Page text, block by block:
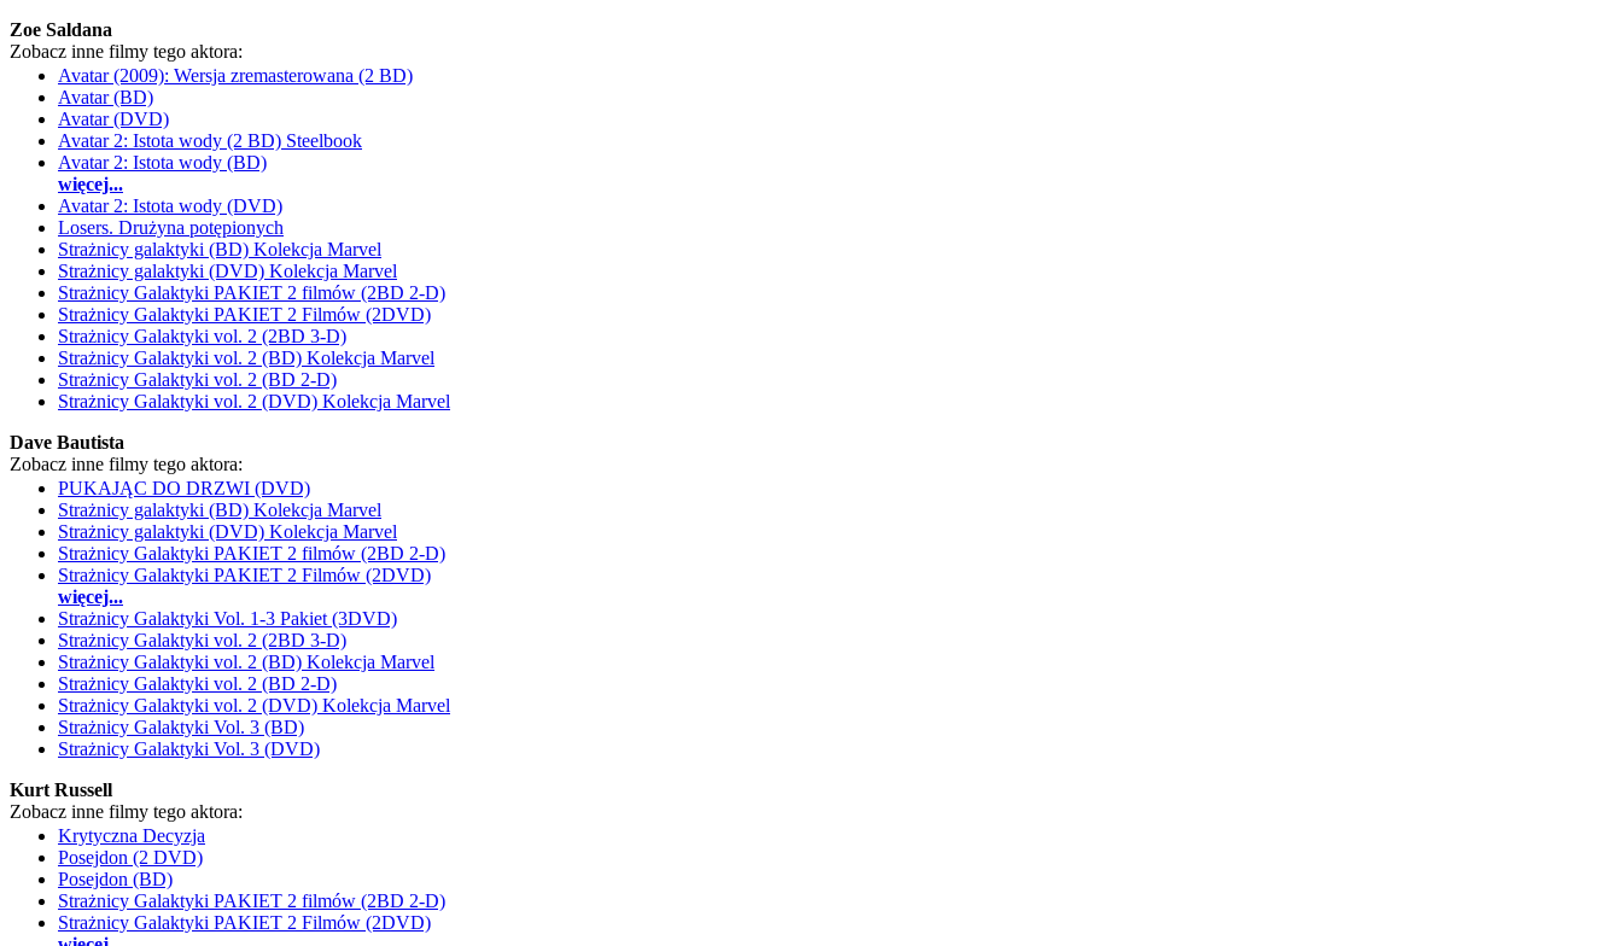
Zoe Saldana
Zobacz inne filmy tego aktora:
Avatar (2009): Wersja zremasterowana (2 BD)
Avatar (BD)
Avatar (DVD)
Avatar 2: Istota wody (2 BD) Steelbook
Avatar 2: Istota wody (BD)
więcej...
Avatar 2: Istota wody (DVD)
Losers. Drużyna potępionych
Strażnicy galaktyki (BD) Kolekcja Marvel
Strażnicy galaktyki (DVD) Kolekcja Marvel
Strażnicy Galaktyki PAKIET 2 filmów (2BD 2-D)
Strażnicy Galaktyki PAKIET 2 Filmów (2DVD)
Strażnicy Galaktyki vol. 2 (2BD 3-D)
Strażnicy Galaktyki vol. 2 (BD) Kolekcja Marvel
Strażnicy Galaktyki vol. 2 (BD 2-D)
Strażnicy Galaktyki vol. 2 (DVD) Kolekcja Marvel
Dave Bautista
Zobacz inne filmy tego aktora:
PUKAJĄC DO DRZWI (DVD)
Strażnicy galaktyki (BD) Kolekcja Marvel
Strażnicy galaktyki (DVD) Kolekcja Marvel
Strażnicy Galaktyki PAKIET 2 filmów (2BD 2-D)
Strażnicy Galaktyki PAKIET 2 Filmów (2DVD)
więcej...
Strażnicy Galaktyki Vol. 1-3 Pakiet (3DVD)
Strażnicy Galaktyki vol. 2 (2BD 3-D)
Strażnicy Galaktyki vol. 2 (BD) Kolekcja Marvel
Strażnicy Galaktyki vol. 2 (BD 2-D)
Strażnicy Galaktyki vol. 2 (DVD) Kolekcja Marvel
Strażnicy Galaktyki Vol. 3 (BD)
Strażnicy Galaktyki Vol. 3 (DVD)
Kurt Russell
Zobacz inne filmy tego aktora:
Krytyczna Decyzja
Posejdon (2 DVD)
Posejdon (BD)
Strażnicy Galaktyki PAKIET 2 filmów (2BD 2-D)
Strażnicy Galaktyki PAKIET 2 Filmów (2DVD)